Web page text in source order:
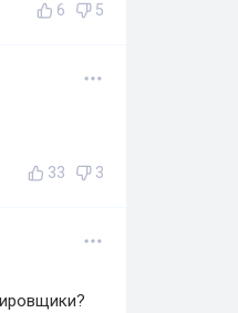
6 5
33 3